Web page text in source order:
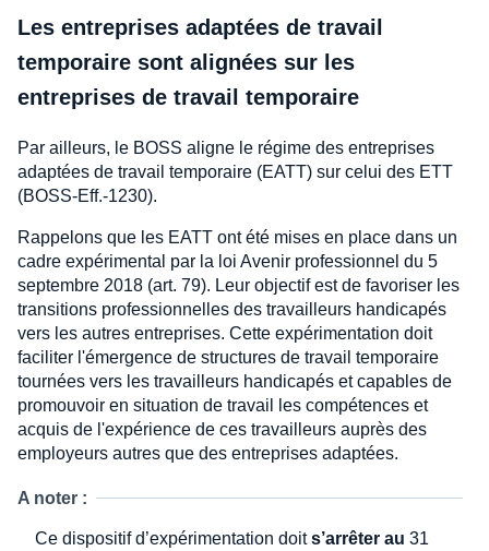
Les entreprises adaptées de travail
temporaire sont alignées sur les
entreprises de travail temporaire
Par ailleurs, le BOSS aligne le régime des entreprises
adaptées de travail temporaire (EATT) sur celui des ETT
(BOSS-Eff.-1230).
Rappelons que les EATT ont été mises en place dans un
cadre expérimental par la loi Avenir professionnel du 5
septembre 2018 (art. 79). Leur objectif est de favoriser les
transitions professionnelles des travailleurs handicapés
vers les autres entreprises. Cette expérimentation doit
faciliter l'émergence de structures de travail temporaire
tournées vers les travailleurs handicapés et capables de
promouvoir en situation de travail les compétences et
acquis de l'expérience de ces travailleurs auprès des
employeurs autres que des entreprises adaptées.
A noter :
Ce dispositif d’expérimentation doits’arrêter au 31